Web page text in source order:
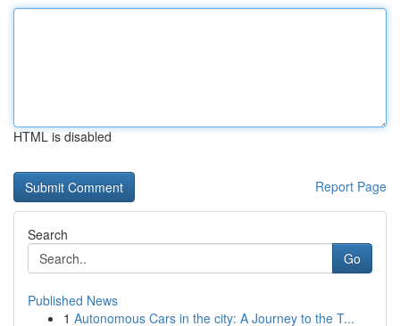
HTML is disabled
Report Page
Search
Go
Published News
1 Autonomous Cars in the city: A Journey to the T...